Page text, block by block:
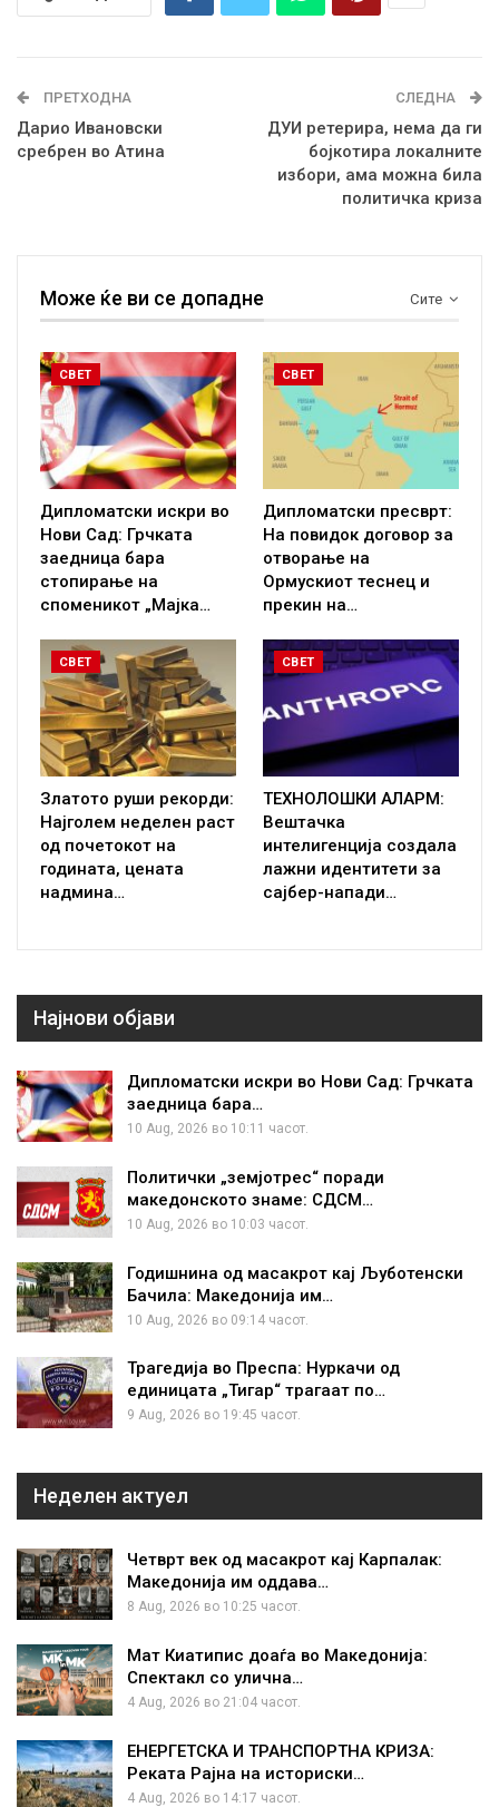
ПРЕТХОДНА
Дарио Ивановски
сребрен во Атина
СЛЕДНА
ДУИ ретерира, нема да ги
бојкотира локалните
избори, ама можна била
политичка криза
Сите
Може ќе ви се допадне
СВЕТ
Дипломатски искри во
Нови Сад: Грчката
заедница бара
стопирање на
споменикот „Мајка…
СВЕТ
Дипломатски пресврт:
На повидок договор за
отворање на
Ормускиот теснец и
прекин на…
СВЕТ
Златото руши рекорди:
Најголем неделен раст
од почетокот на
годината, цената
надмина…
СВЕТ
ТЕХНОЛОШКИ АЛАРМ:
Вештачка
интелигенција создала
лажни идентитети за
сајбер-напади…
Најнови објави
Дипломатски искри во Нови Сад: Грчката
заедница бара…
10 Aug, 2026 во 10:11 часот.
Политички „земјотрес“ поради
македонското знаме: СДСМ…
10 Aug, 2026 во 10:03 часот.
Годишнина од масакрот кај Љуботенски
Бачила: Македонија им…
10 Aug, 2026 во 09:14 часот.
Трагедија во Преспа: Нуркачи од
единицата „Тигар“ трагаат по…
9 Aug, 2026 во 19:45 часот.
Неделен актуел
Четврт век од масакрот кај Карпалак:
Македонија им оддава…
8 Aug, 2026 во 10:25 часот.
Мат Киатипис доаѓа во Македонија:
Спектакл со улична…
4 Aug, 2026 во 21:04 часот.
ЕНЕРГЕТСКА И ТРАНСПОРТНА КРИЗА:
Реката Рајна на историски…
4 Aug, 2026 во 14:17 часот.